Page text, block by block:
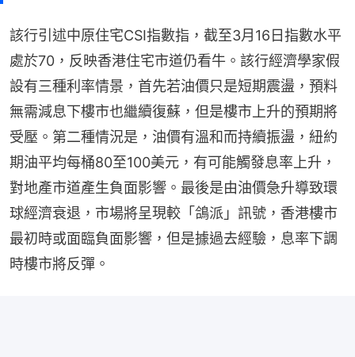
該行引述中原住宅CSI指數指，截至3月16日指數水平
處於70，反映香港住宅市道仍看牛。該行經濟學家假
設有三種利率情景，首先若油價只是短期震盪，預料
無需減息下樓市也繼續復蘇，但是樓市上升的預期將
受壓。第二種情況是，油價有溫和而持續振盪，紐約
期油平均每桶80至100美元，有可能觸發息率上升，
對地產市道產生負面影響。最後是由油價急升導致環
球經濟衰退，市場將呈現較「鴿派」訊號，香港樓市
最初時或面臨負面影響，但是據過去經驗，息率下調
時樓市將反彈。